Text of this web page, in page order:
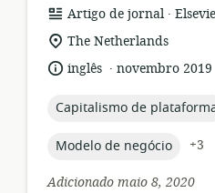
formato
de
recurso:
Artigo de jornal .
Editor:
local
de
relevância:
The Netherlands
idioma:
inglês .
data
publicação:
novembro 2019
topic:
Capitalismo de
topic:
Modelo de negócio
+3
Adicionado maio 8, 2020